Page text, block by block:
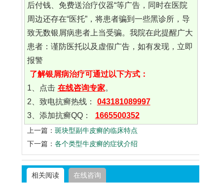
后付钱、免费送治疗仪器“等广告，同时在医院
周边还存在“医托”，将患者骗到一些黑诊所，导
致无数银屑病患者上当受骗。我院在此提醒广大
患者：谨防医托以及虚假广告，如有发现，立即
报警
了解银屑病治疗可通过以下方式：
1、点击 在线咨询专家。
2、致电抗癣热线：
043181089997
3、添加抗癣QQ：
1665500352
上一篇： 斑块型副牛皮癣的临床特点
下一篇： 各个类型牛皮癣的症状介绍
相关阅读 在线咨询